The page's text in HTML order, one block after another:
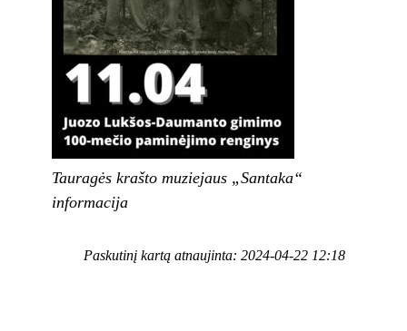
Tauragės krašto muziejaus „Santaka“
informacija
Paskutinį kartą atnaujinta: 2024-04-22 12:18